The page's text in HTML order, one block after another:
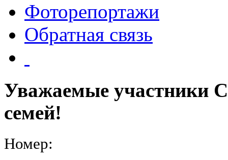
Фоторепортажи
Обратная связь
Уважаемые участники
семей!
Номер: